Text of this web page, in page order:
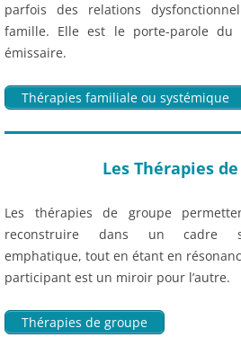
parfois des relations
famille. Elle est le porte-parole du
émissaire.
Thérapies familiale ou systémique
Les Thérapies
Les thérapies de groupe
reconstruire dans un cadre
emphatique, tout en étant en
participant est un miroir pour l’autre.
Thérapies de groupe